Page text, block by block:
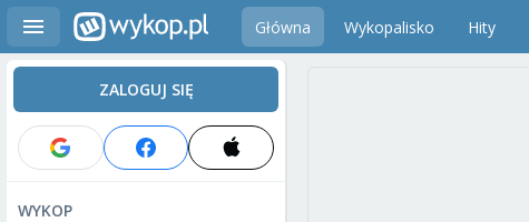
Główna Wykopalisko Hity
ZALOGUJ SIĘ
WYKOP